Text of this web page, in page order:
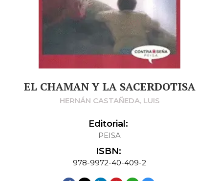
EL CHAMAN Y LA SACERDOTISA
HERNÁN CASTAÑEDA, LUIS
Editorial:
PEISA
ISBN:
978-9972-40-409-2